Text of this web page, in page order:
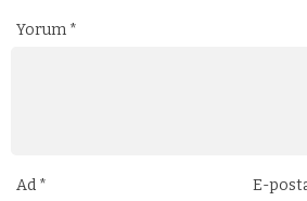
Yorum *
Ad * E-